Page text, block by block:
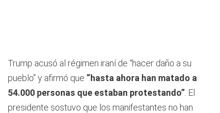
Trump acusó al régimen iraní de “hacer daño a su
pueblo” y afirmó que “hasta ahora han matado a
54.000 personas que estaban protestando” . El
presidente sostuvo que los manifestantes no han